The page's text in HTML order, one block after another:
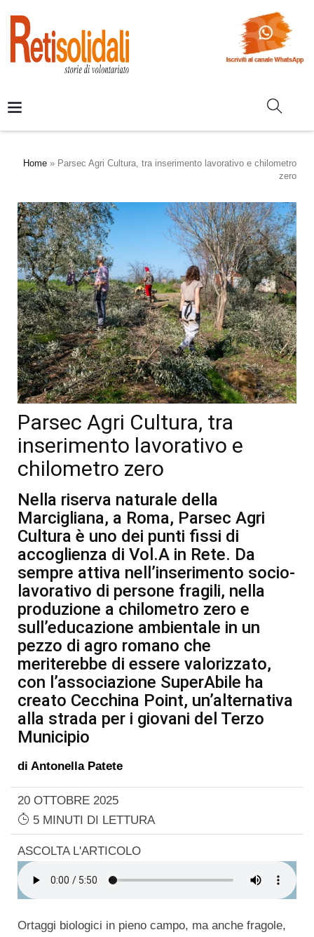
Home » Parsec Agri Cultura, tra inserimento lavorativo e chilometro
zero
Parsec Agri Cultura, tra
inserimento lavorativo e
chilometro zero
Nella riserva naturale della
Marcigliana, a Roma, Parsec Agri
Cultura è uno dei punti fissi di
accoglienza di Vol.A in Rete. Da
sempre attiva nell’inserimento socio-
lavorativo di persone fragili, nella
produzione a chilometro zero e
sull’educazione ambientale in un
pezzo di agro romano che
meriterebbe di essere valorizzato,
con l’associazione SuperAbile ha
creato Cecchina Point, un’alternativa
alla strada per i giovani del Terzo
Municipio
di Antonella Patete
20 OTTOBRE 2025
5 MINUTI DI LETTURA
ASCOLTA L'ARTICOLO
Ortaggi biologici in pieno campo, ma anche fragole,